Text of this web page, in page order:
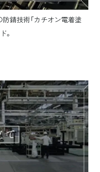
錆技術「カチオン電着塗
。